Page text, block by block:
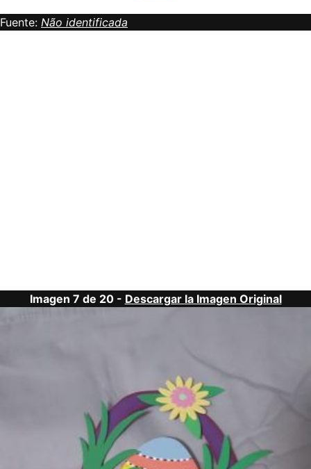
Fuente: Não identificada
Imagen 7 de 20 - Descargar la Imagen Original